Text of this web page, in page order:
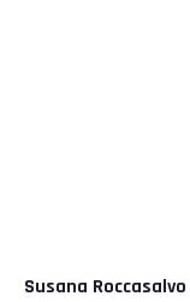
Susana Roccasalvo